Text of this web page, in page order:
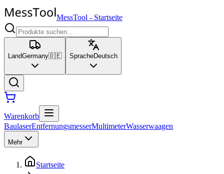
MessTool - Startseite
LandGermany🇩🇪 SpracheDeutsch
Warenkorb
BaulaserEntfernungsmesserMultimeterWasserwaagen
Mehr
Startseite